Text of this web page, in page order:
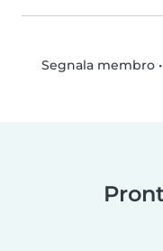
Segnala membro•